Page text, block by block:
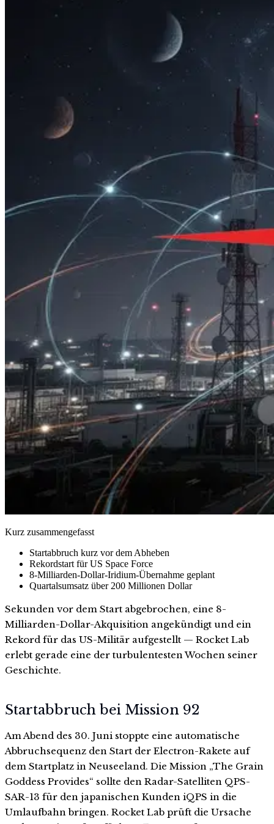
Kurz zusammengefasst
Startabbruch kurz vor dem Abheben
Rekordstart für US Space Force
8-Milliarden-Dollar-Iridium-Übernahme geplant
Quartalsumsatz über 200 Millionen Dollar
Sekunden vor dem Start abgebrochen, eine 8-
Milliarden-Dollar-Akquisition angekündigt und ein
Rekord für das US-Militär aufgestellt — Rocket Lab
erlebt gerade eine der turbulentesten Wochen seiner
Geschichte.
Startabbruch bei Mission 92
Am Abend des 30. Juni stoppte eine automatische
Abbruchsequenz den Start der Electron-Rakete auf
dem Startplatz in Neuseeland. Die Mission „The Grain
Goddess Provides“ sollte den Radar-Satelliten QPS-
SAR-13 für den japanischen Kunden iQPS in die
Umlaufbahn bringen. Rocket Lab prüft die Ursache